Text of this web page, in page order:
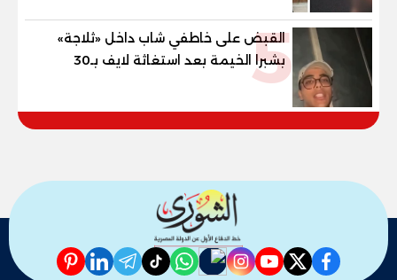
5
القبض على خاطفي شاب داخل «ثلاجة»
بشبرا الخيمة بعد استغاثة لايف بـ30
دقيقة
facebook
twitter
youtube
instagram
nabd
whatsapp
tiktok
telegram
linkedin
pinterest